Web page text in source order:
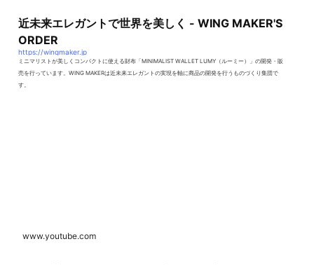
近未来エレガントで世界を美しく - WING MAKER'S
ORDER
https://wingmaker.jp
ミニマリストが美しくコンパクトに使える財布「MINIMALIST WALLET LUMY（ルーミー）」の開発・販
売を行っています。WING MAKERは近未来エレガントの実現を軸に商品の開発を行うものづくり集団で
す。
www.youtube.com